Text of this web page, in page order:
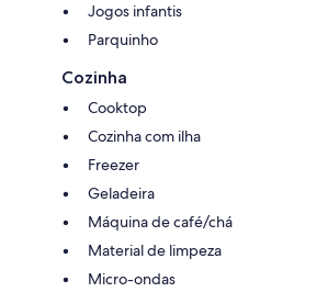
Jogos infantis
Parquinho
Cozinha
Cooktop
Cozinha com ilha
Freezer
Geladeira
Máquina de café/chá
Material de limpeza
Micro-ondas